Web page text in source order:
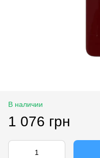
В наличии
1 076 грн